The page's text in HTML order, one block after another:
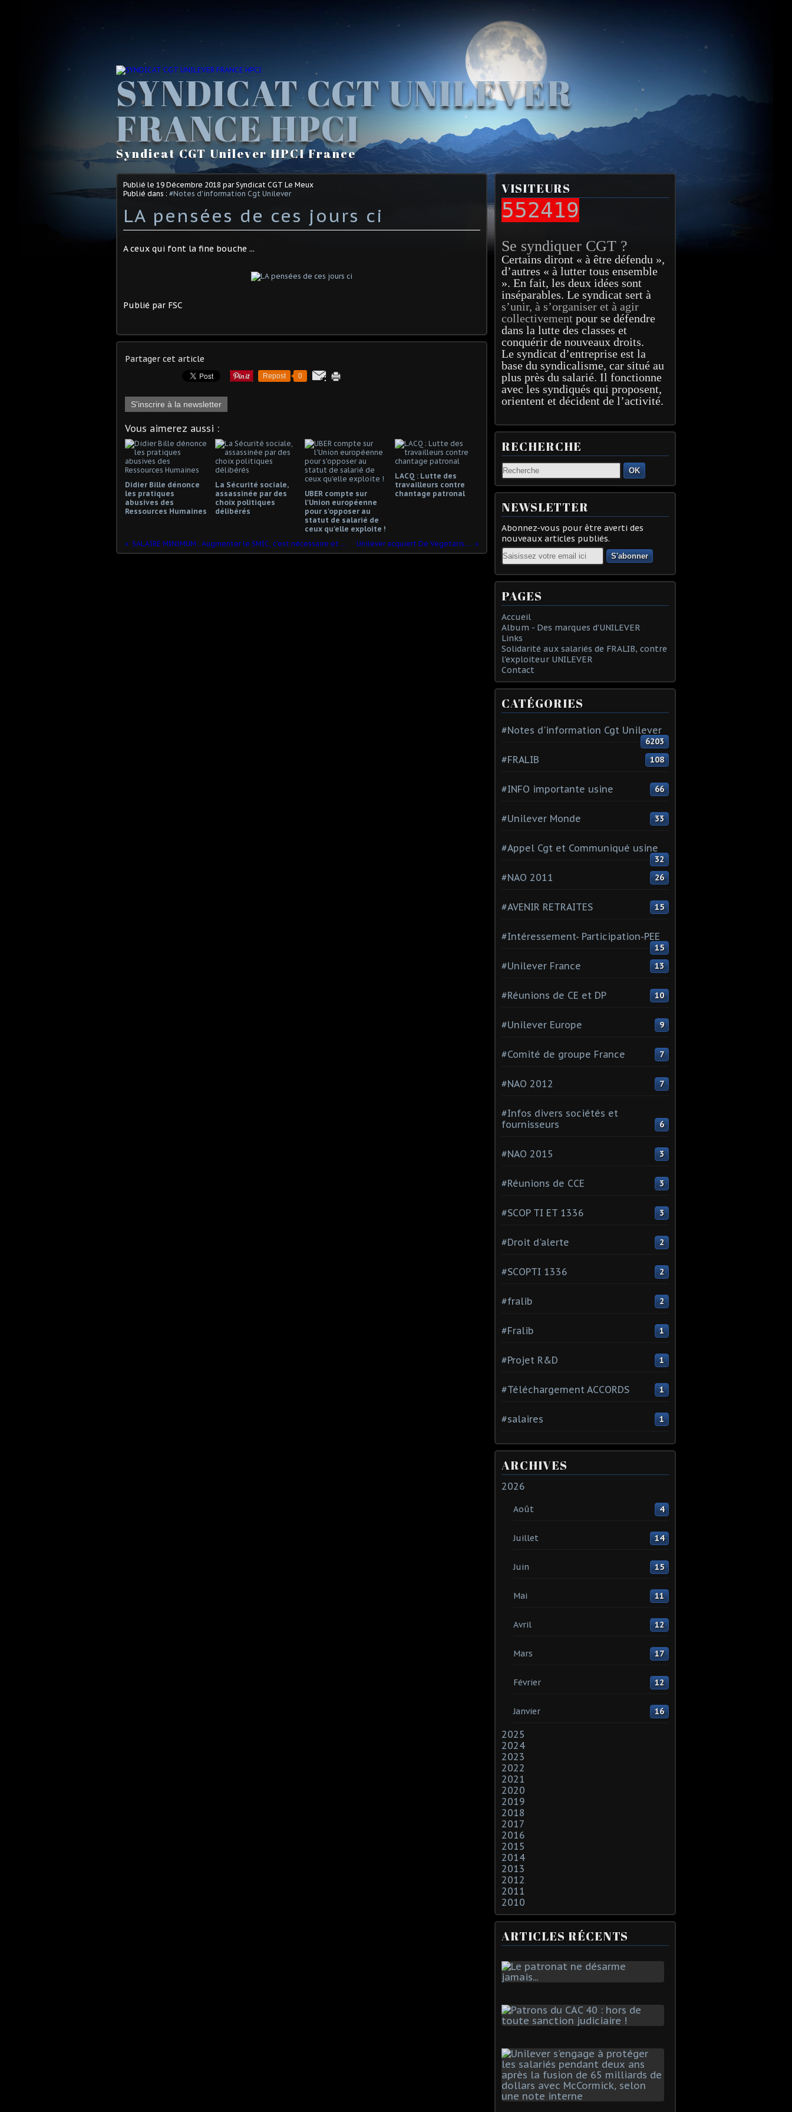
SYNDICAT CGT UNILEVER
FRANCE HPCI
Syndicat CGT Unilever HPCI France
Publié le 19 Décembre 2018 par Syndicat CGT Le Meux
Publié dans : #Notes d'information Cgt Unilever
LA pensées de ces jours ci
A ceux qui font la fine bouche ...
Publié par FSC
Partager cet article
Repost 0
S'inscrire à la newsletter
Vous aimerez aussi :
Didier Bille dénonce
les pratiques
abusives des
Ressources Humaines
La Sécurité sociale,
assassinée par des
choix politiques
délibérés
UBER compte sur
l'Union européenne
pour s'opposer au
statut de salarié de
ceux qu'elle exploite !
LACQ : Lutte des
travailleurs contre
chantage patronal
SALAIRE MINIMUM : Augmenter le SMIC, c’est nécessaire et c’est maintenant ! Unilever acquiert De Vegetarische Slager
VISITEURS
552419
Se syndiquer CGT ?
Certains diront « à être défendu »,
d’autres « à lutter tous ensemble
». En fait, les deux idées sont
inséparables. Le syndicat sert à
s’unir, à s’organiser et à agir
collectivement pour se défendre
dans la lutte des classes et
conquérir de nouveaux droits.
Le syndicat d’entreprise est la
base du syndicalisme, car situé au
plus près du salarié. Il fonctionne
avec les syndiqués qui proposent,
orientent et décident de l’activité.
RECHERCHE
OK
NEWSLETTER
Abonnez-vous pour être averti des
nouveaux articles publiés.
Email
PAGES
Accueil
Album - Des marques d'UNILEVER
Links
Solidarité aux salariés de FRALIB, contre
l'exploiteur UNILEVER
Contact
CATÉGORIES
#Notes d'information Cgt Unilever
6203
#FRALIB 108
#INFO importante usine 66
#Unilever Monde 33
#Appel Cgt et Communiqué usine
32
#NAO 2011 26
#AVENIR RETRAITES 15
#Intéressement- Participation-PEE
15
#Unilever France 13
#Réunions de CE et DP 10
#Unilever Europe 9
#Comité de groupe France 7
#NAO 2012 7
#Infos divers sociétés et
fournisseurs
6
#NAO 2015 3
#Réunions de CCE 3
#SCOP TI ET 1336 3
#Droit d'alerte 2
#SCOPTI 1336 2
#fralib 2
#Fralib 1
#Projet R&D 1
#Téléchargement ACCORDS 1
#salaires 1
ARCHIVES
2026
Août 4
Juillet 14
Juin 15
Mai 11
Avril 12
Mars 17
Février 12
Janvier 16
2025
2024
2023
2022
2021
2020
2019
2018
2017
2016
2015
2014
2013
2012
2011
2010
ARTICLES RÉCENTS